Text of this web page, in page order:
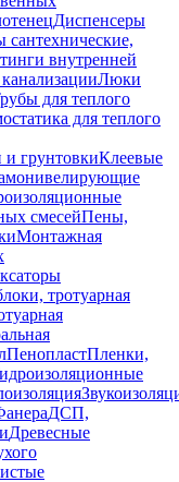
Диспенсеры
сантехнические,
внутренней
Люки
для теплого
для теплого
и грунтовкиКлеевые
смесейПены,
Монтажная
тротуарная
ПенопластПленки,
ДСП,
Древесные